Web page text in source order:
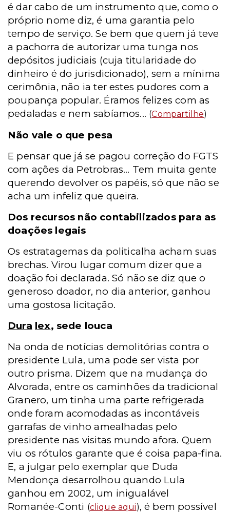
é dar cabo de um instrumento que, como o
próprio nome diz, é uma garantia pelo
tempo de serviço. Se bem que quem já teve
a pachorra de autorizar uma tunga nos
depósitos judiciais (cuja titularidade do
dinheiro é do jurisdicionado), sem a mínima
cerimônia, não ia ter estes pudores com a
poupança popular. Éramos felizes com as
pedaladas e nem sabíamos... (Compartilhe)
Não vale o que pesa
E pensar que já se pagou correção do FGTS
com ações da Petrobras... Tem muita gente
querendo devolver os papéis, só que não se
acha um infeliz que queira.
Dos recursos não contabilizados para as
doações legais
Os estratagemas da politicalha acham suas
brechas. Virou lugar comum dizer que a
doação foi declarada. Só não se diz que o
generoso doador, no dia anterior, ganhou
uma gostosa licitação.
Dura lex, sede louca
Na onda de notícias demolitórias contra o
presidente Lula, uma pode ser vista por
outro prisma. Dizem que na mudança do
Alvorada, entre os caminhões da tradicional
Granero, um tinha uma parte refrigerada
onde foram acomodadas as incontáveis
garrafas de vinho amealhadas pelo
presidente nas visitas mundo afora. Quem
viu os rótulos garante que é coisa papa-fina.
E, a julgar pelo exemplar que Duda
Mendonça desarrolhou quando Lula
ganhou em 2002, um inigualável
Romanée-Conti (clique aqui), é bem possível